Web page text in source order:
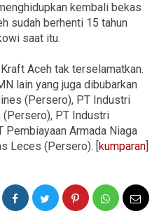
kembali bekas
sudah berhenti 15 tahun
saat itu.
Aceh tak terselamatkan.
lain yang juga dibubarkan
(Persero), PT Industri
(Persero), PT Industri
Pembiayaan Armada Niaga
Leces (Persero). [ kumparan